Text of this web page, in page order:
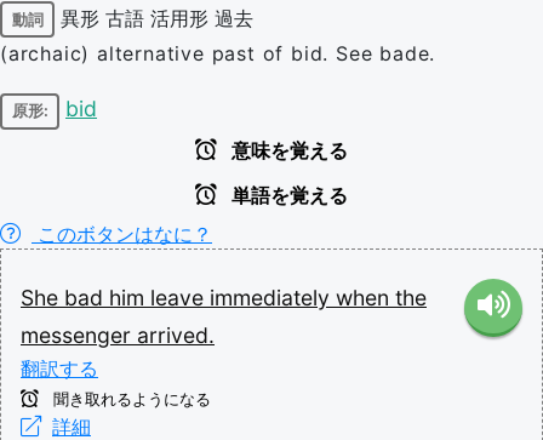
動詞 異形 古語 活用形 過去
(archaic) alternative past of bid. See bade.
原形: bid
意味を覚える
単語を覚える
このボタンはなに？
She bad him leave immediately when the
messenger arrived.
翻訳する
聞き取れるようになる
詳細